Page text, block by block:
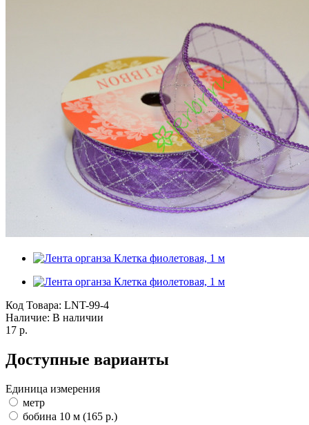
Код Товара: LNT-99-4
Наличие: В наличии
17 р.
Доступные варианты
Единица измерения
метр
бобина 10 м (165 р.)